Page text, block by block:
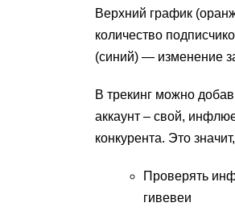
Верхний график
количество
(синий) — изменение
В трекинг можно
аккаунт – свой,
конкурента. Это
Проверять
гивевеи